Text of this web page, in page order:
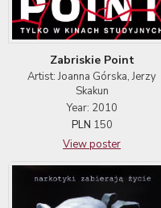
Zabriskie Point
Artist: Joanna Górska, Jerzy
Skakun
Year: 2010
PLN 150
View poster